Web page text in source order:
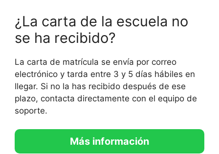
¿La carta de la escuela no
se ha recibido?
La carta de matrícula se envía por correo
electrónico y tarda entre 3 y 5 días hábiles en
llegar. Si no la has recibido después de ese
plazo, contacta directamente con el equipo de
soporte.
Más información